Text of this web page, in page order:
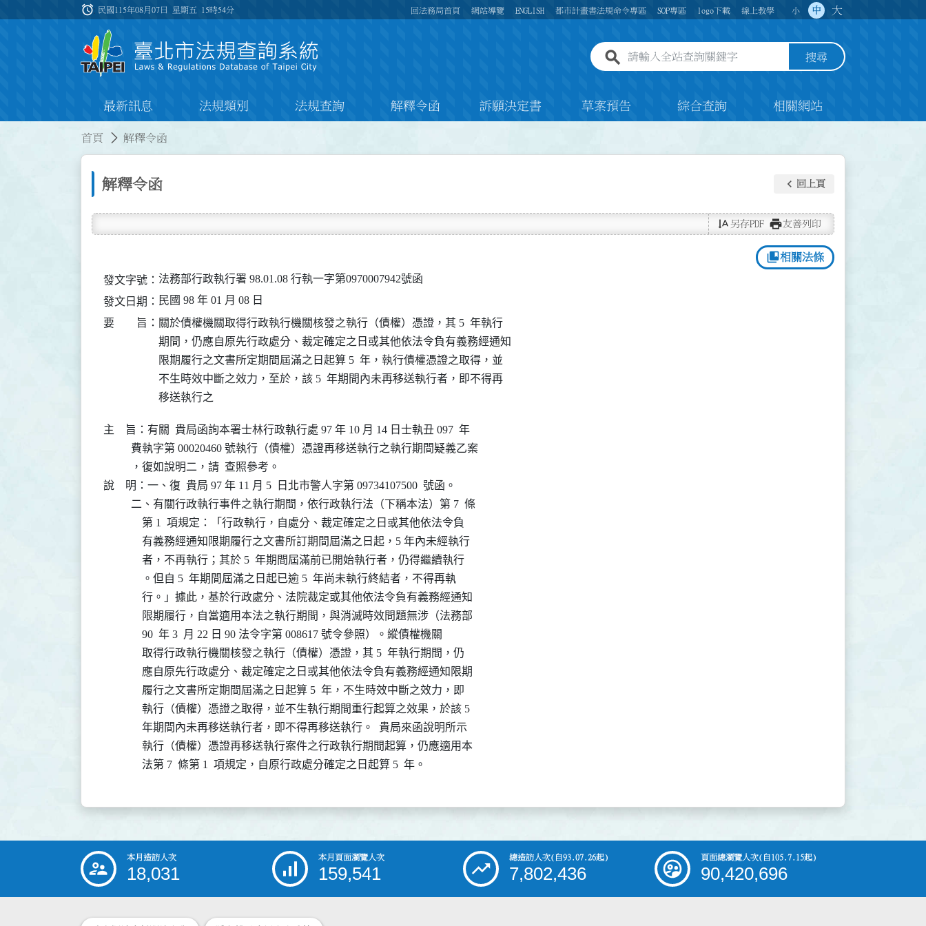
:::
alarm 民國115年08月07日 星期五 15時54分 回法務局首頁 網站導覽 ENGLISH 都市計畫書法規命令專區 SOP專區 logo下載 線上教學 小 中 大
全站查詢關鍵字欄位 搜尋
最新訊息 法規類別 法規查詢 解釋令函 訴願決定書 草案預告 綜合查詢 相關網站
首頁 解釋令函
解釋令函 keyboard_arrow_left 回上頁
text_rotate_vertical 另存PDF print友善列印
collections_bookmark相關法條
發文字號： 法務部行政執行署 98.01.08 行執一字第0970007942號函
發文日期： 民國 98 年 01 月 08 日
要 旨： 關於債權機關取得行政執行機關核發之執行（債權）憑證，其 5  年執行
期間，仍應自原先行政處分、裁定確定之日或其他依法令負有義務經通知
限期履行之文書所定期間屆滿之日起算 5  年，執行債權憑證之取得，並
不生時效中斷之效力，至於，該 5  年期間內未再移送執行者，即不得再
移送執行之
主    旨：有關  貴局函詢本署士林行政執行處 97 年 10 月 14 日士執丑 097  年
          費執字第 00020460 號執行（債權）憑證再移送執行之執行期間疑義乙案
          ，復如說明二，請  查照參考。
說    明：一、復  貴局 97 年 11 月 5  日北市警人字第 09734107500  號函。
          二、有關行政執行事件之執行期間，依行政執行法（下稱本法）第 7  條
              第 1  項規定：「行政執行，自處分、裁定確定之日或其他依法令負
              有義務經通知限期履行之文書所訂期間屆滿之日起，5 年內未經執行
              者，不再執行；其於 5  年期間屆滿前已開始執行者，仍得繼續執行
              。但自 5  年期間屆滿之日起已逾 5  年尚未執行終結者，不得再執
              行。」據此，基於行政處分、法院裁定或其他依法令負有義務經通知
              限期履行，自當適用本法之執行期間，與消滅時效問題無涉（法務部
              90  年 3  月 22 日 90 法令字第 008617 號令參照）。縱債權機關
              取得行政執行機關核發之執行（債權）憑證，其 5  年執行期間，仍
              應自原先行政處分、裁定確定之日或其他依法令負有義務經通知限期
              履行之文書所定期間屆滿之日起算 5  年，不生時效中斷之效力，即
              執行（債權）憑證之取得，並不生執行期間重行起算之效果，於該 5
              年期間內未再移送執行者，即不得再移送執行。  貴局來函說明所示
              執行（債權）憑證再移送執行案件之行政執行期間起算，仍應適用本
              法第 7  條第 1  項規定，自原行政處分確定之日起算 5  年。
::: 本月造訪人次
18,031
本月頁面瀏覽人次
159,541
總造訪人次(自93.07.26起)
7,802,436
頁面總瀏覽人次(自105.7.15起)
90,420,696